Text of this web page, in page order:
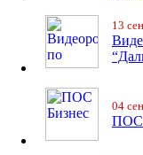
13
04
ПОС